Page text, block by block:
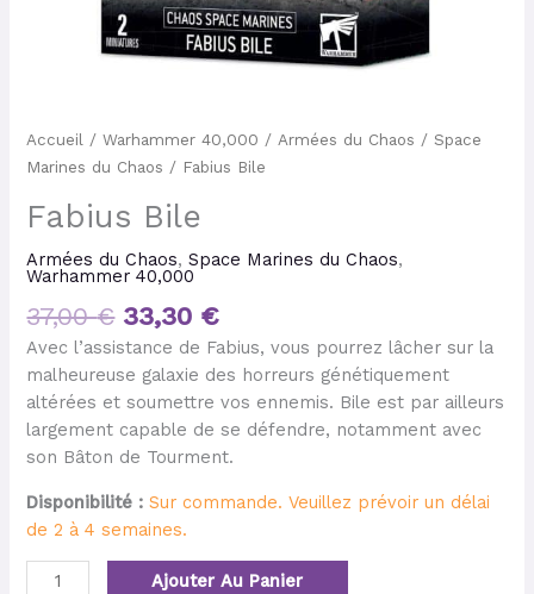
Accueil /Warhammer 40,000 /Armées du Chaos /Space
Marines du Chaos / Fabius Bile
Fabius Bile
Armées du Chaos,Space Marines du Chaos,
Warhammer 40,000
37,00€ 33,30 €
Avec l’assistance de Fabius, vous pourrez lâcher sur la
malheureuse galaxie des horreurs génétiquement
altérées et soumettre vos ennemis. Bile est par ailleurs
largement capable de se défendre, notamment avec
son Bâton de Tourment.
Disponibilité : Sur commande. Veuillez prévoir un délai
de 2 à 4 semaines.
Ajouter Au Panier